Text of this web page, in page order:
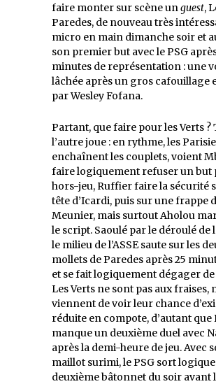
faire monter sur scène unguest,
Paredes, de nouveau très
micro en main dimanche soir et
son premier but avec le PSG
minutes de représentation : une
lâchée après un gros cafouillage
par Wesley Fofana.
Partant, que faire pour les Verts ?
l’autre joue : en rythme, les
enchaînent les couplets, voient
faire logiquement refuser un but
hors-jeu, Ruffier faire la sécurité
tête d’Icardi, puis sur une frappe
Meunier, mais surtout Aholou
le script. Saoulé par le déroulé de
le milieu de l’ASSE saute sur les
mollets de Paredes après 25
et se fait logiquement dégager de
Les Verts ne sont pas aux fraises,
viennent de voir leur chance
réduite en compote, d’autant que
manque un deuxième duel avec
après la demi-heure de jeu. Avec
maillot surimi, le PSG sort
deuxième bâtonnet du soir avant